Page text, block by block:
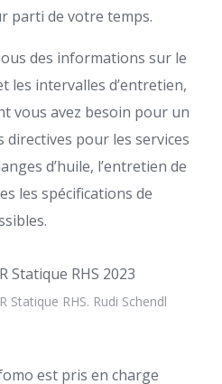
parti de votre temps.
des informations sur le
les intervalles d’entretien,
vous avez besoin pour un
pour les services
d’huile, l’entretien de
les spécifications de
Statique RHS. Rudi Schendl
est pris en charge